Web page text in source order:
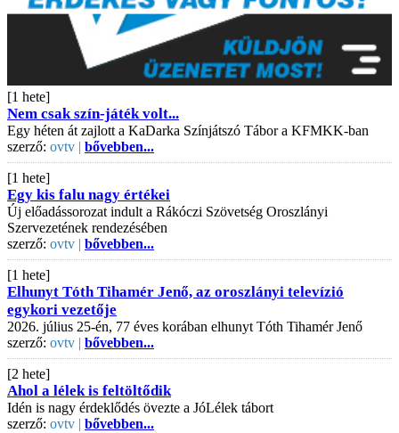
[1 hete]
Nem csak szín-játék volt...
Egy héten át zajlott a KaDarka Színjátszó Tábor a KFMKK-ban
szerző: ovtv | bővebben...
[1 hete]
Egy kis falu nagy értékei
Új előadássorozat indult a Rákóczi Szövetség Oroszlányi
Szervezetének rendezésében
szerző: ovtv | bővebben...
[1 hete]
Elhunyt Tóth Tihamér Jenő, az oroszlányi televízió
egykori vezetője
2026. július 25-én, 77 éves korában elhunyt Tóth Tihamér Jenő
szerző: ovtv | bővebben...
[2 hete]
Ahol a lélek is feltöltődik
Idén is nagy érdeklődés övezte a JóLélek tábort
szerző: ovtv | bővebben...